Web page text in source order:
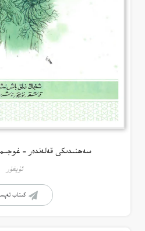
سەھنىدىكى قەلەندەر –
ئۇيغۇر
كىتاب